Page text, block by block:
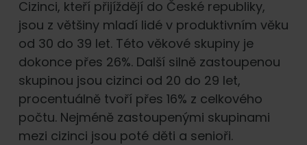
Cizinci, kteří přijíždějí do České republiky,
jsou z většiny mladí lidé v produktivním věku
od 30 do 39 let. Této věkové skupiny je
dokonce přes 26%. Další silně zastoupenou
skupinou jsou cizinci od 20 do 29 let,
procentuálně tvoří přes 16% z celkového
počtu. Nejméně zastoupenými skupinami
mezi cizinci jsou poté děti a senioři.